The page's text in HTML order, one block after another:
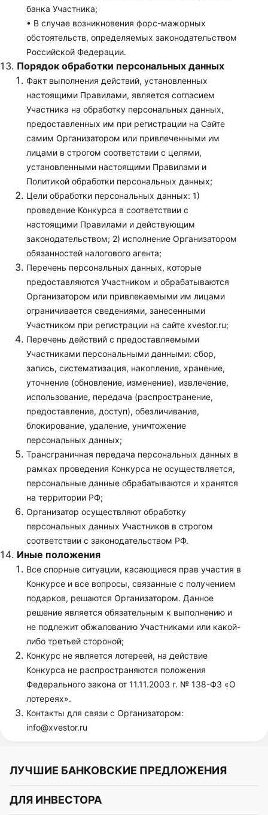
банка Участника;
• В случае возникновения форс-мажорных
обстоятельств, определяемых законодательством
Российской Федерации.
Порядок обработки персональных данных
Факт выполнения действий, установленных
настоящими Правилами, является согласием
Участника на обработку персональных данных,
предоставленных им при регистрации на Сайте
самим Организатором или привлеченными им
лицами в строгом соответствии с целями,
установленными настоящими Правилами и
Политикой обработки персональных данных;
Цели обработки персональных данных: 1)
проведение Конкурса в соответствии с
настоящими Правилами и действующим
законодательством; 2) исполнение Организатором
обязанностей налогового агента;
Перечень персональных данных, которые
предоставляются Участником и обрабатываются
Организатором или привлекаемыми им лицами
ограничивается сведениями, занесенными
Участником при регистрации на сайте xvestor.ru;
Перечень действий с предоставляемыми
Участниками персональными данными: сбор,
запись, систематизация, накопление, хранение,
уточнение (обновление, изменение), извлечение,
использование, передача (распространение,
предоставление, доступ), обезличивание,
блокирование, удаление, уничтожение
персональных данных;
Трансграничная передача персональных данных в
рамках проведения Конкурса не осуществляется,
персональные данные обрабатываются и хранятся
на территории РФ;
Организатор осуществляют обработку
персональных данных Участников в строгом
соответствии с законодательством РФ.
Иные положения
Все спорные ситуации, касающиеся прав участия в
Конкурсе и все вопросы, связанные с получением
подарков, решаются Организатором. Данное
решение является обязательным к выполнению и
не подлежит обжалованию Участниками или какой-
либо третьей стороной;
Конкурс не является лотереей, на действие
Конкурса не распространяются положения
Федерального закона от 11.11.2003 г. № 138-ФЗ «О
лотереях».
Контакты для связи с Организатором:
info@xvestor.ru
ЛУЧШИЕ БАНКОВСКИЕ ПРЕДЛОЖЕНИЯ
Альфа-Банк
ДЛЯ ИНВЕСТОРА